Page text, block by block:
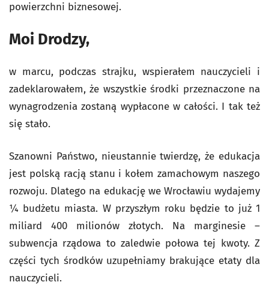
powierzchni biznesowej.
Moi Drodzy,
w marcu, podczas strajku, wspierałem nauczycieli i
zadeklarowałem, że wszystkie środki przeznaczone na
wynagrodzenia zostaną wypłacone w całości. I tak też
się stało.
Szanowni Państwo, nieustannie twierdzę, że edukacja
jest polską racją stanu i kołem zamachowym naszego
rozwoju. Dlatego na edukację we Wrocławiu wydajemy
¼ budżetu miasta. W przyszłym roku będzie to już 1
miliard 400 milionów złotych. Na marginesie –
subwencja rządowa to zaledwie połowa tej kwoty. Z
części tych środków uzupełniamy brakujące etaty dla
nauczycieli.